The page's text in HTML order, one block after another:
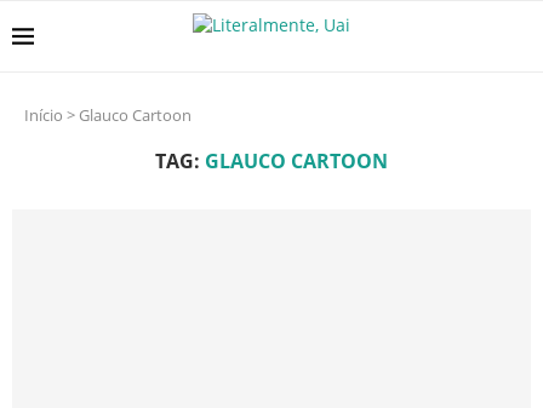
Início > Glauco Cartoon
TAG: GLAUCO CARTOON